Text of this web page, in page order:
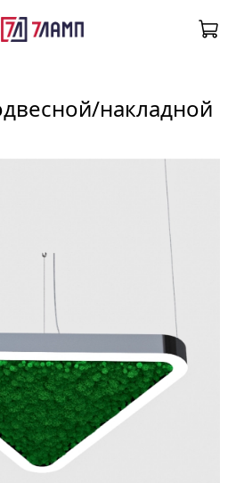
накладной